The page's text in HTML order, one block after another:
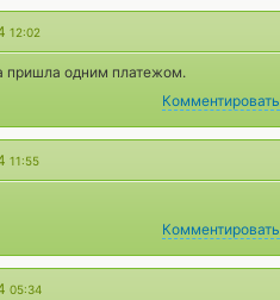
12:02
пришла одним платежом.
Комментировать
11:55
Комментировать
05:34